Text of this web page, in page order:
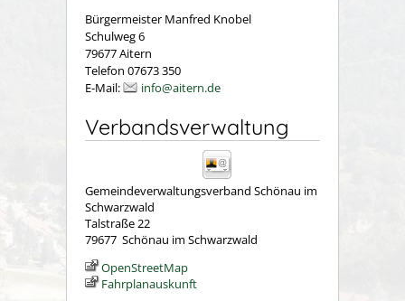
Bürgermeister Manfred Knobel
Schulweg 6
79677 Aitern
Telefon 07673 350
E-Mail:
info@aitern.de
Verbandsverwaltung
Gemeindeverwaltungsverband Schönau im
Schwarzwald
Talstraße 22
79677 Schönau im Schwarzwald
OpenStreetMap
Fahrplanauskunft